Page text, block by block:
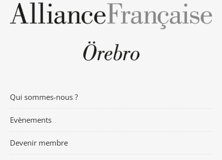
Qui sommes-nous ?
Evènements
Devenir membre